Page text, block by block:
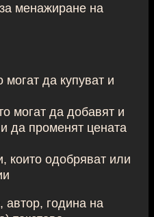
менажиране на
могат да купуват и
могат да добавят и
и да променят цената
които одобряват или
автор, година на